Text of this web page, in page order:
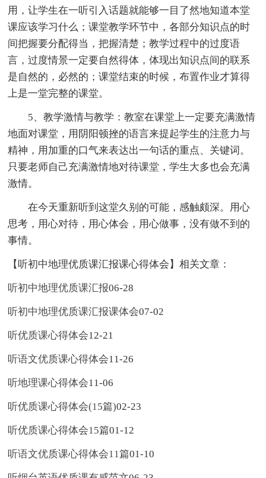
用，让学生在一听引入话题就能够一目了然地知道本堂
课应该学习什么；课堂教学环节中，各部分知识点的时
间把握要分配得当，把握清楚；教学过程中的过度语
言，过度情景一定要自然得体，体现出知识点间的联系
是自然的，必然的；课堂结束的时候，布置作业才算得
上是一堂完整的课堂。
5、教学激情与教学：教室在课堂上一定要充满激情
地面对课堂，用阴阳顿挫的语言来提起学生的注意力与
精神，用加重的口气来表达出一句话的重点、关键词。
只要老师自己充满激情地对待课堂，学生大多也会充满
激情。
在今天重新听到这堂久别的可能，感触颇深。用心
思考，用心对待，用心体会，用心做事，没有做不到的
事情。
【听初中地理优质课汇报课心得体会】相关文章：
听初中地理优质课汇报06-28
听初中地理优质课汇报课体会07-02
听优质课心得体会12-21
听语文优质课心得体会11-26
听地理课心得体会11-06
听优质课心得体会(15篇)02-23
听优质课心得体会15篇01-12
听语文优质课心得体会11篇01-10